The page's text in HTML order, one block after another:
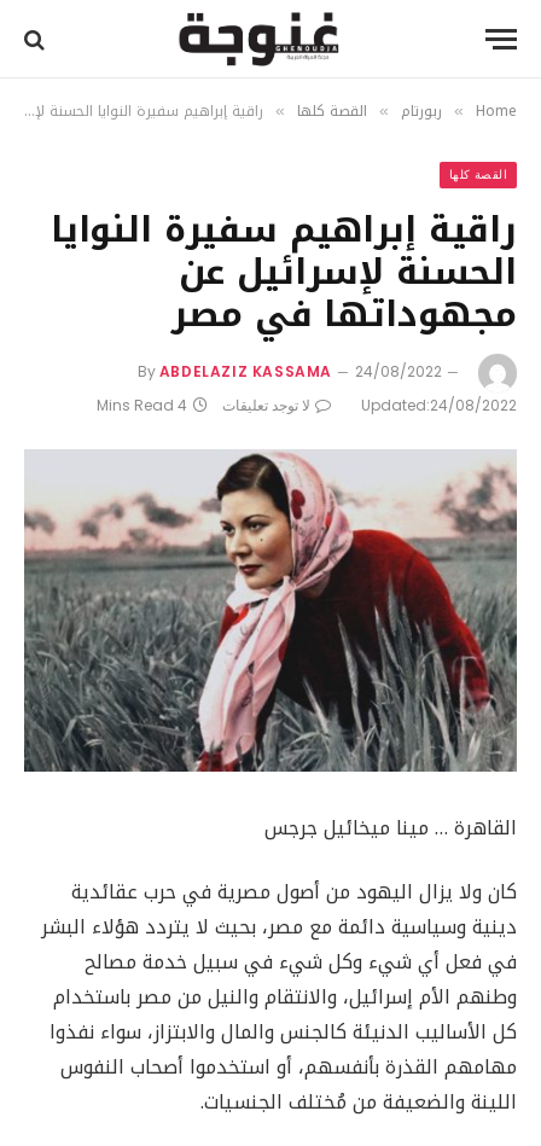
Home
» ربورتام » القصة كلها » راقية إبراهيم سفيرة النوايا الحسنة لإسرائيل عن مجهوداتها في مصر
القصة كلها
راقية إبراهيم سفيرة النوايا
الحسنة لإسرائيل عن
مجهوداتها في مصر
ByABDELAZIZ KASSAMA
24/08/2022
Updated:24/08/2022 لا توجد تعليقات 4 Mins Read
القاهرة … مينا ميخائيل جرجس
كان ولا يزال اليهود من أصول مصرية في حرب عقائدية
دينية وسياسية دائمة مع مصر، بحيث لا يتردد هؤلاء البشر
في فعل أي شيء وكل شيء في سبيل خدمة مصالح
وطنهم الأم إسرائيل، والانتقام والنيل من مصر باستخدام
كل الأساليب الدنيئة كالجنس والمال والابتزاز، سواء نفذوا
مهامهم القذرة بأنفسهم، أو استخدموا أصحاب النفوس
اللينة والضعيفة من مُختلف الجنسيات.